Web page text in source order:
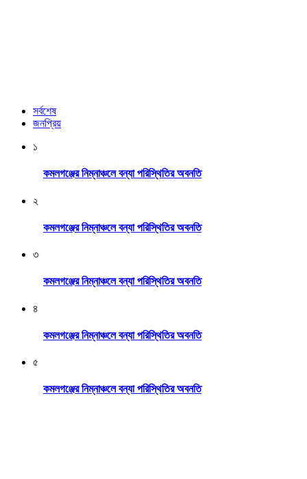
সর্বশেষ
জনপ্রিয়
১
কমলগঞ্জের নিম্নাঞ্চলে বন্যা পরিস্থিতির অবনতি
২
কমলগঞ্জের নিম্নাঞ্চলে বন্যা পরিস্থিতির অবনতি
৩
কমলগঞ্জের নিম্নাঞ্চলে বন্যা পরিস্থিতির অবনতি
৪
কমলগঞ্জের নিম্নাঞ্চলে বন্যা পরিস্থিতির অবনতি
৫
কমলগঞ্জের নিম্নাঞ্চলে বন্যা পরিস্থিতির অবনতি